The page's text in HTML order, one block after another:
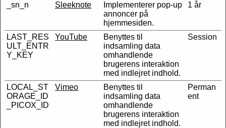
_sn_n Sleeknote
Implementerer pop-up
annoncer på
hjemmesiden.
1 år
LAST_RES
ULT_ENTR
Y_KEY
YouTube
Benyttes til
indsamling data
omhandlende
brugerens interaktion
med indlejret indhold.
Session
LOCAL_ST
ORAGE_ID
_PICOX_ID
Vimeo
Benyttes til
indsamling data
omhandlende
brugerens interaktion
med indlejret indhold.
Perman
ent